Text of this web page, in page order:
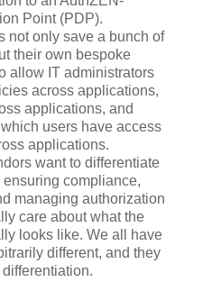
Point (PDP).
not only save a bunch of
their own bespoke
allow IT administrators
across applications,
applications, and
users have access
applications.
want to differentiate
compliance,
managing authorization
care about what the
looks like. We all have
different, and they